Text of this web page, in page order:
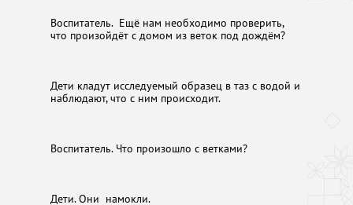
Воспитатель. Ещё нам необходимо проверить,
что произойдёт с домом из веток под дождём?
Дети кладут исследуемый образец в таз с водой и
наблюдают, что с ним происходит.
Воспитатель. Что произошло с ветками?
Дети. Они намокли.